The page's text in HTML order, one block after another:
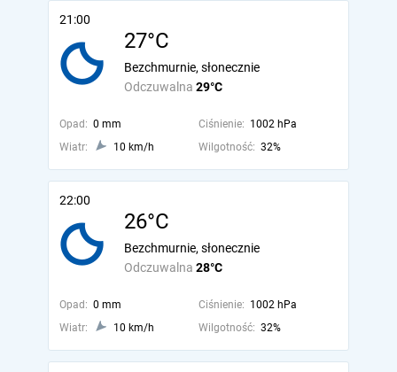
21:00
27°C
Odczuwalna 29°C
Bezchmurnie, słonecznie
Opad: 0 mm Ciśnienie: 1002 hPa
Wiatr:
10 km/h Wilgotność: 32%
22:00
26°C
Odczuwalna 28°C
Bezchmurnie, słonecznie
Opad: 0 mm Ciśnienie: 1002 hPa
Wiatr:
10 km/h Wilgotność: 32%